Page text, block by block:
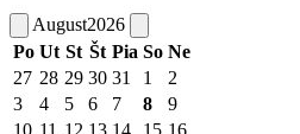
August2026
Po Ut St Št Pia So Ne
27 28 29 30 31 1
2
3
4 5 6 7 8
9
10 11 12 13 14 15 16